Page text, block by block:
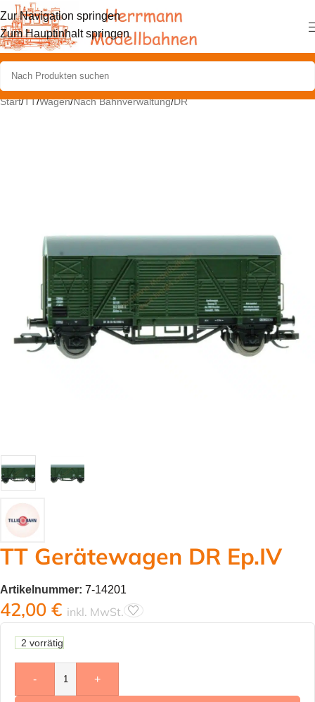
Zur Navigation springen
Zum Hauptinhalt springen
Start/TT/Wagen/Nach Bahnverwaltung/DR
TT Gerätewagen DR Ep.IV
Artikelnummer: 7-14201
42,00 € inkl. MwSt.
2 vorrätig
- +